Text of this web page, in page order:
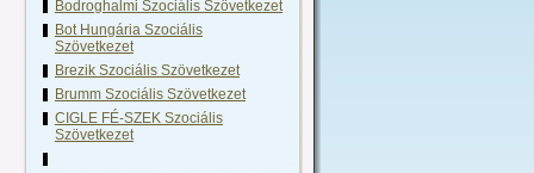
Bodroghalmi Szociális Szövetkezet
Bot Hungária Szociális
Szövetkezet
Brezik Szociális Szövetkezet
Brumm Szociális Szövetkezet
CIGLE FÉ-SZEK Szociális
Szövetkezet